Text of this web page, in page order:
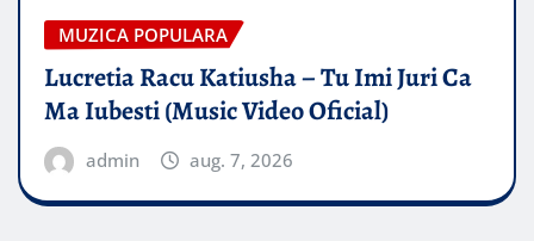
MUZICA POPULARA
Lucretia Racu Katiusha – Tu Imi Juri Ca
Ma Iubesti (Music Video Oficial)
admin aug. 7, 2026